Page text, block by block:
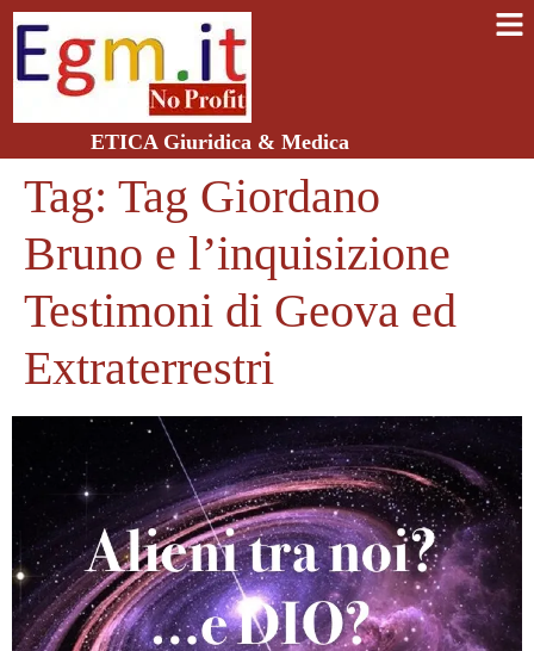
ETICA Giuridica & Medica
Tag: Tag Giordano
Bruno e l’inquisizione
Testimoni di Geova ed
Extraterrestri